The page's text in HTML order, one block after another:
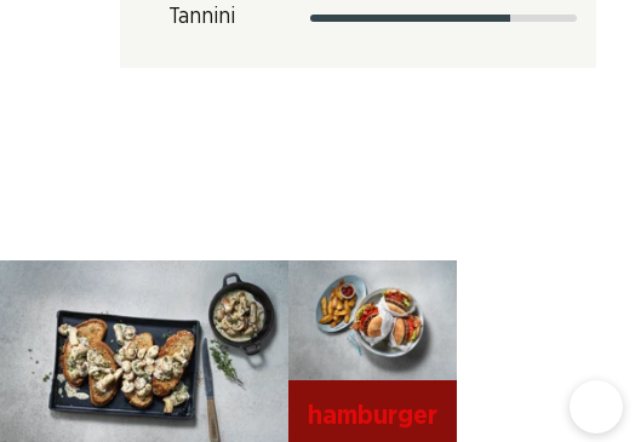
Tannini
hamburger